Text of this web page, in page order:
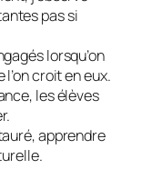
pas si
lorsqu’on
croit en eux.
les élèves
apprendre